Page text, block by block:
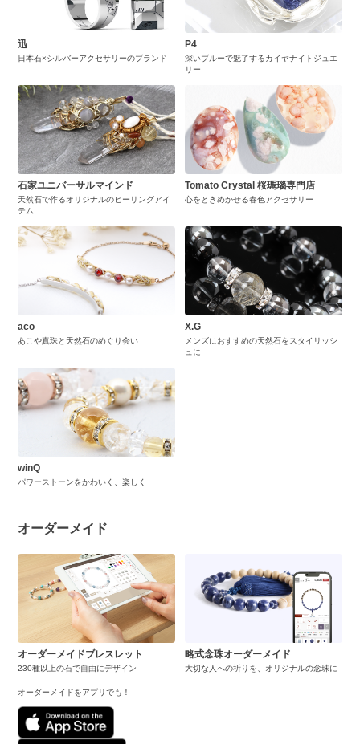
迅
日本石×シルバーアクセサリーのブランド
P4
深いブルーで魅了するカイヤナイトジュエ
リー
石家ユニバーサルマインド
天然石で作るオリジナルのヒーリングアイ
テム
Tomato Crystal 桜瑪瑙専門店
心をときめかせる春色アクセサリー
aco
あこや真珠と天然石のめぐり会い
X.G
メンズにおすすめの天然石をスタイリッシ
ュに
winQ
パワーストーンをかわいく、楽しく
オーダーメイド
オーダーメイドブレスレット
230種以上の石で自由にデザイン
オーダーメイドをアプリでも！
略式念珠オーダーメイド
大切な人への祈りを、オリジナルの念珠に